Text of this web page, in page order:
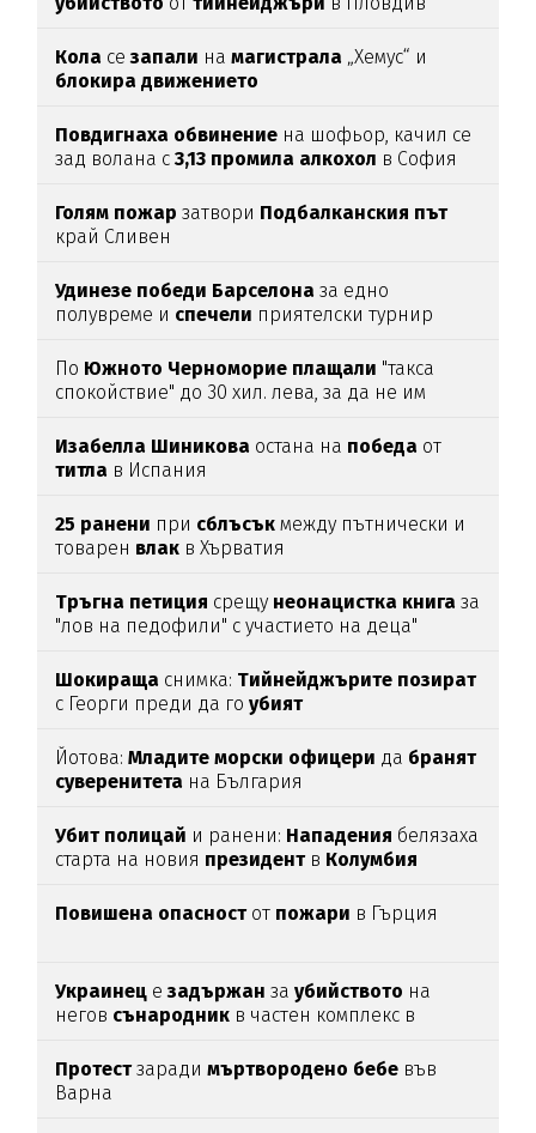
Кола сезапали намагистрала „Хемус“ и
блокира движението
Повдигнаха обвинение на шофьор, качил се
зад волана с3,13 промила алкохол в София
Голям пожар затвори Подбалканския път
край Сливен
Удинезе победи Барселона за едно
полувреме и спечели приятелски турнир
По Южното Черноморие плащали "такса
спокойствие" до 30 хил. лева, за да не им
Изабелла Шиникова остана на победа от
титла в Испания
25 ранени при сблъсък между пътнически и
товарен влак в Хърватия
Тръгна петиция срещу неонацистка книга за
"лов на педофили" с участието на деца"
Шокираща снимка: Тийнейджърите позират
с Георги преди да гоубият
Йотова:Младите морски офицери да бранят
суверенитета на България
Убит полицай и ранени: Нападения белязаха
старта на новия президентв Колумбия
Повишена опасностот пожари в Гърция
Украинец езадържан заубийството на
негов сънародник в частен комплекс в
Протестзарадимъртвородено бебе във
Варна